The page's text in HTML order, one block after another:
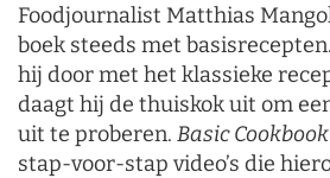
Foodjournalist Matthias
boek steeds met
hij door met het klassieke
daagt hij de thuiskok uit om
uit te proberen. Basic Cookbook
stap-voor-stap video’s die